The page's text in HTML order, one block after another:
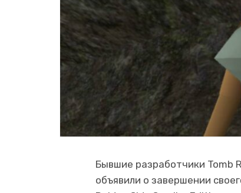
Бывшие разработчики Tomb
объявили о завершении